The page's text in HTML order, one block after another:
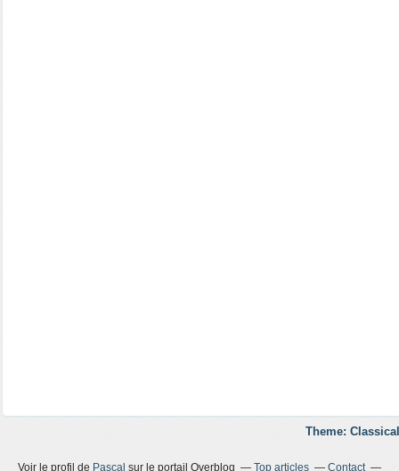
Theme:
Voir le profil de Pascal sur le portail Overblog Top articles Contact